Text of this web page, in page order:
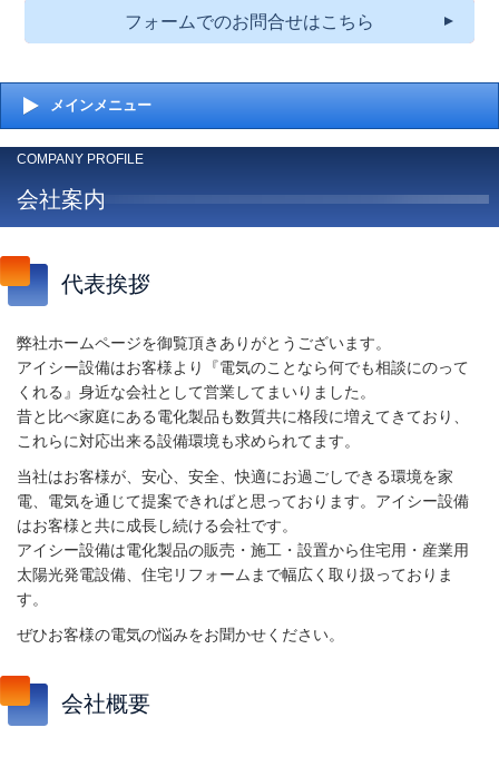
フォームでのお問合せはこちら
メインメニュー
COMPANY PROFILE
会社案内
代表挨拶
弊社ホームページを御覧頂きありがとうございます。
アイシー設備はお客様より『電気のことなら何でも相談にのって
くれる』身近な会社として営業してまいりました。
昔と比べ家庭にある電化製品も数質共に格段に増えてきており、
これらに対応出来る設備環境も求められてます。
当社はお客様が、安心、安全、快適にお過ごしできる環境を家
電、電気を通じて提案できればと思っております。アイシー設備
はお客様と共に成長し続ける会社です。
アイシー設備は電化製品の販売・施工・設置から住宅用・産業用
太陽光発電設備、住宅リフォームまで幅広く取り扱っておりま
す。
ぜひお客様の電気の悩みをお聞かせください。
会社概要